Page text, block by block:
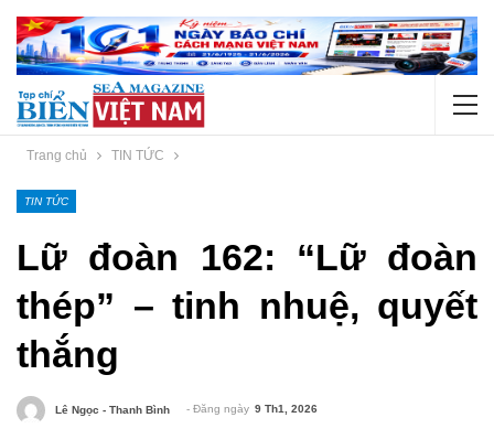
Trang chủ TIN TỨC
TIN TỨC
Lữ đoàn 162: “Lữ đoàn
thép” – tinh nhuệ, quyết
thắng
Lê Ngọc - Thanh Bình - Đăng ngày 9 Th1, 2026